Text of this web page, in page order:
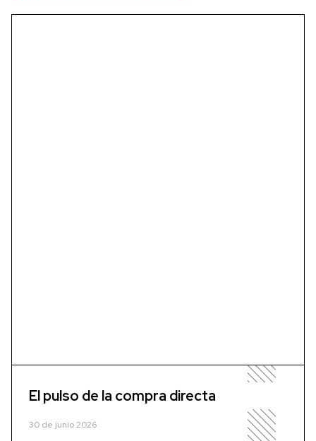
El pulso de la compra directa
30 de junio 2026